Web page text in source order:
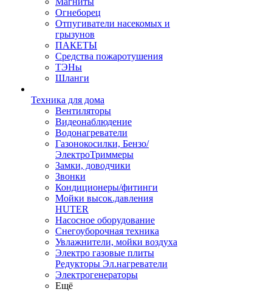
Огнеборец
Отпугиватели насекомых и
грызунов
ПАКЕТЫ
Средства пожаротушения
ТЭНы
Шланги
Техника для дома
Вентиляторы
Видеонаблюдение
Водонагреватели
Газонокосилки, Бензо/
ЭлектроТриммеры
Замки, доводчики
Звонки
Кондиционеры/фитинги
Мойки высок.давления
HUTER
Насосное оборудование
Снегоуборочная техника
Увлажнители, мойки воздуха
Электро газовые плиты
Редукторы Эл.нагреватели
Электрогенераторы
Ещё